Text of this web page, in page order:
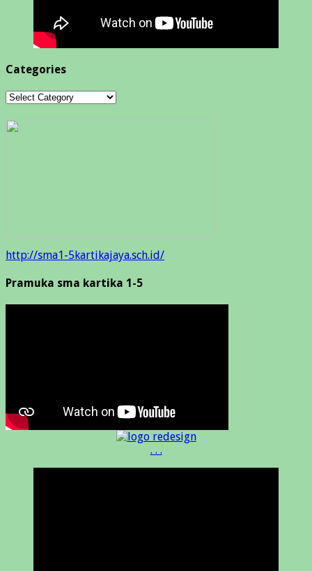
Categories
Categories
http://sma1-5kartikajaya.sch.id/
Pramuka sma kartika 1-5
. . .